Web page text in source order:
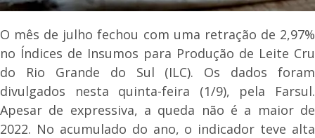
O mês de julho fechou com uma retração de 2,97%
no Índices de Insumos para Produção de Leite Cru
do Rio Grande do Sul (ILC). Os dados foram
divulgados nesta quinta-feira (1/9), pela Farsul.
Apesar de expressiva, a queda não é a maior de
2022. No acumulado do ano, o indicador teve alta